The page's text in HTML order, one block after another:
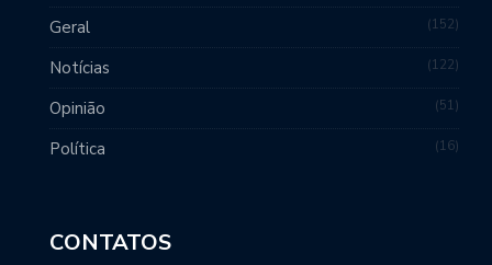
Geral 152
Notícias 122
Opinião 51
Política 16
CONTATOS